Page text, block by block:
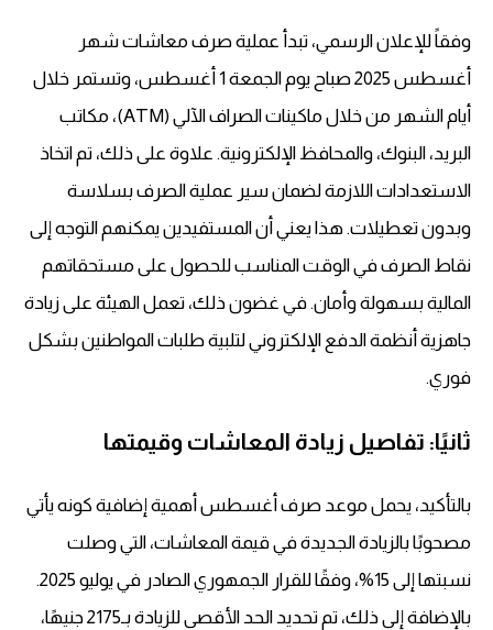
وفقاً للإعلان الرسمي، تبدأ عملية صرف معاشات شهر
أغسطس 2025 صباح يوم الجمعة 1 أغسطس، وتستمر خلال
أيام الشهر من خلال ماكينات الصراف الآلي (ATM)، مكاتب
البريد، البنوك، والمحافظ الإلكترونية. علاوة على ذلك، تم اتخاذ
الاستعدادات اللازمة لضمان سير عملية الصرف بسلاسة
وبدون تعطيلات. هذا يعني أن المستفيدين يمكنهم التوجه إلى
نقاط الصرف في الوقت المناسب للحصول على مستحقاتهم
المالية بسهولة وأمان. في غضون ذلك، تعمل الهيئة على زيادة
جاهزية أنظمة الدفع الإلكتروني لتلبية طلبات المواطنين بشكل
فوري.
ثانيًا: تفاصيل زيادة المعاشات وقيمتها
بالتأكيد، يحمل موعد صرف أغسطس أهمية إضافية كونه يأتي
مصحوبًا بالزيادة الجديدة في قيمة المعاشات، التي وصلت
نسبتها إلى 15%، وفقًا للقرار الجمهوري الصادر في يوليو 2025.
بالإضافة إلى ذلك، تم تحديد الحد الأقصى للزيادة بـ2175 جنيهًا،